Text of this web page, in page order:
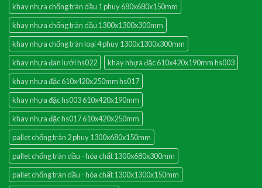
khay nhựa chống tràn dầu 1 phuy 680x680x150mm
khay nhựa chống tràn dầu 1300x1300x300mm
khay nhựa chống tràn loại 4 phuy 1300x1300x300mm
khay nhựa đan lưới hs022
khay nhựa đặc 610x420x190mm hs003
khay nhựa đặc 610x420x250mm hs017
khay nhựa đặc hs003 610x420x190mm
khay nhựa đặc hs017 610x420x250mm
pallet chống tràn 2 phuy 1300x680x150mm
pallet chống tràn dầu - hóa chất 1300x680x300mm
pallet chống tràn dầu - hóa chất 1300x1300x150mm